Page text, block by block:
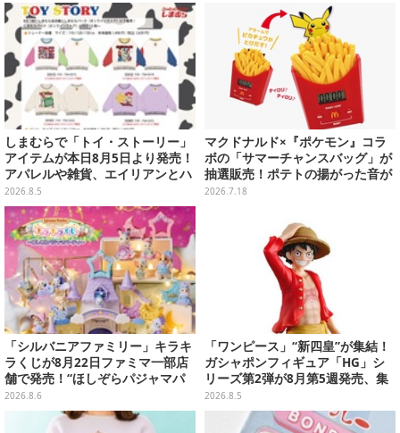
しまむらで「トイ・ストーリー」
アイテムが本日8月5日より発売！
アパレルや雑貨、エイリアンとハ
ムのダイカットクッションなど盛
りだくさん
2026.8.5
マクドナルド×『ポケモン』コラ
ボの「サマーチャンスバッグ」が
抽選販売！ポテトの揚がった音が
流れる「とびだすピカチュウ ポテ
2026.7.18
「シルバニアファミリー」キラキ
ラくじが8月22日ファミマ一部店
舗で発売！“ほしぞらパジャマパ
ーティ”をテーマに、お人形や建
物がラインナップ
2026.8.6
「ワンピース」“新四皇”が集結！
ガシャポンフィギュア「HG」シ
リーズ第2弾が8月第5週発売、集
めて並べたくなるクオリティ
2026.8.5